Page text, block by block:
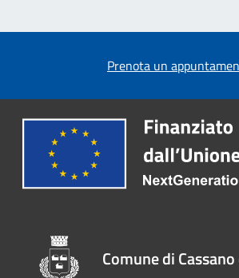
Prenota un
Comune di